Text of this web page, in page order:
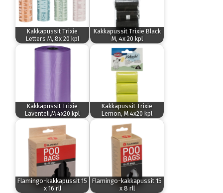
Kakkapussit Trixie
Letters M, 8x 20 kpl
Kakkapussit Trixie Black
M, 4x 20 kpl
Kakkapussit Trixie
Laventeli,M 4x20 kpl
Kakkapussit Trixie
Lemon, M 4x20 kpl
Flamingo-kakkapussit 15
x 16 rll
Flamingo-kakkapussit 15
x 8 rll